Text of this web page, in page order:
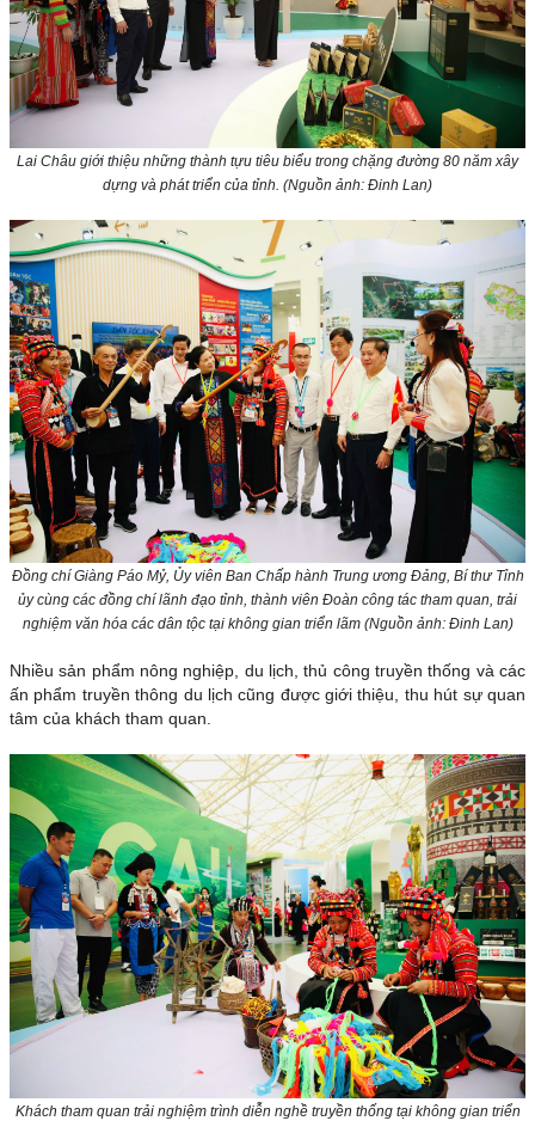
Lai Châu giới thiệu những thành tựu tiêu biểu trong chặng đường 80 năm xây
dựng và phát triển của tỉnh. (Nguồn ảnh: Đinh Lan)
Đồng chí Giàng Páo Mỷ, Ủy viên Ban Chấp hành Trung ương Đảng, Bí thư Tỉnh
ủy cùng các đồng chí lãnh đạo tỉnh, thành viên Đoàn công tác tham quan, trải
nghiệm văn hóa các dân tộc tại không gian triển lãm (Nguồn ảnh: Đinh Lan)
Nhiều sản phẩm nông nghiệp, du lịch, thủ công truyền thống và các
ấn phẩm truyền thông du lịch cũng được giới thiệu, thu hút sự quan
tâm của khách tham quan.
Khách tham quan trải nghiệm trình diễn nghề truyền thống tại không gian triển